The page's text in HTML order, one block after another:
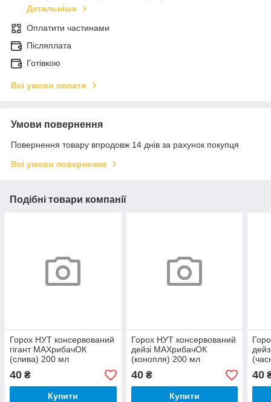
Детальніше
Оплатити частинами
Післяплата
Готівкою
Всі умови оплати
Умови повернення
Повернення товару впродовж 14 днів за рахунок покупця
Всі умови повернення
Подібні товари компанії
Горох НУТ консервований
гігант МАХрибачОК
(слива) 200 мл
40 ₴
Купити
Горох НУТ консервований
дейзі МАХрибачОК
(конопля) 200 мл
40₴
Купити
40